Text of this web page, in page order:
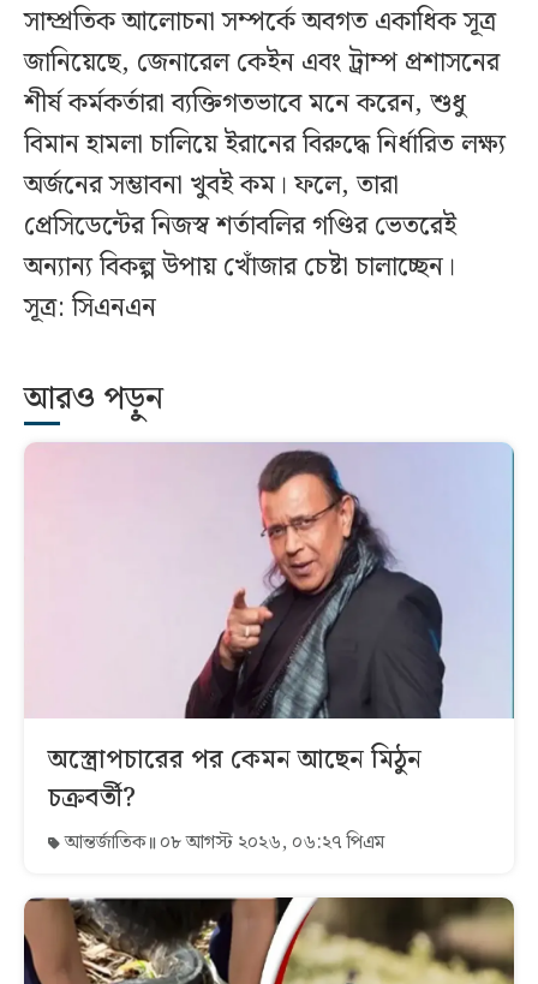
সাম্প্রতিক আলোচনা সম্পর্কে অবগত একাধিক সূত্র
জানিয়েছে, জেনারেল কেইন এবং ট্রাম্প প্রশাসনের
শীর্ষ কর্মকর্তারা ব্যক্তিগতভাবে মনে করেন, শুধু
বিমান হামলা চালিয়ে ইরানের বিরুদ্ধে নির্ধারিত লক্ষ্য
অর্জনের সম্ভাবনা খুবই কম। ফলে, তারা
প্রেসিডেন্টের নিজস্ব শর্তাবলির গণ্ডির ভেতরেই
অন্যান্য বিকল্প উপায় খোঁজার চেষ্টা চালাচ্ছেন।
সূত্র: সিএনএন
আরও পড়ুন
অস্ত্রোপচারের পর কেমন আছেন মিঠুন
চক্রবর্তী?
আন্তর্জাতিক ০৮ আগস্ট ২০২৬, ০৬:২৭ পিএম